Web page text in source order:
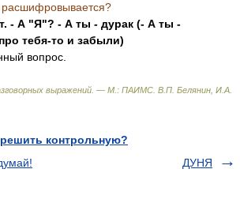
- А "Я"? - А ты - дурак (- А ты -
тебя-то и забыли)
вопрос.
выражений. — М.: ПАИМС В.П. Белянин, И.А.
контрольную?
ДУНЯ